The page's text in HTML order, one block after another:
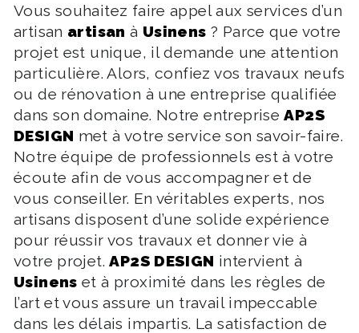
Vous souhaitez faire appel aux services d’un
artisan artisan à Usinens ? Parce que votre
projet est unique, il demande une attention
particulière. Alors, confiez vos travaux neufs
ou de rénovation à une entreprise qualifiée
dans son domaine. Notre entrepriseAP2S
DESIGN met à votre service son savoir-faire.
Notre équipe de professionnels est à votre
écoute afin de vous accompagner et de
vous conseiller. En véritables experts, nos
artisans disposent d’une solide expérience
pour réussir vos travaux et donner vie à
votre projet.AP2S DESIGN intervient à
Usinens et à proximité dans les règles de
l’art et vous assure un travail impeccable
dans les délais impartis. La satisfaction de